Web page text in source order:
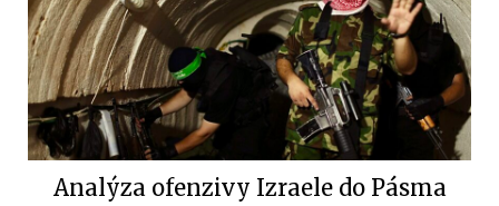
Analýza ofenzivy Izraele do Pásma